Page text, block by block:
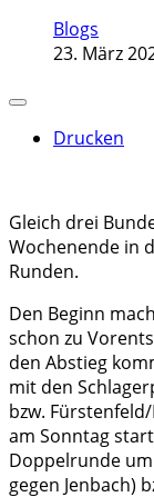
Blogs
23. März
Drucken
Gleich drei
Wochenende in
Runden.
Den Beginn
schon zu
den Abstieg
mit den
bzw.
am Sonntag
Doppelrunde
gegen Jenbach)